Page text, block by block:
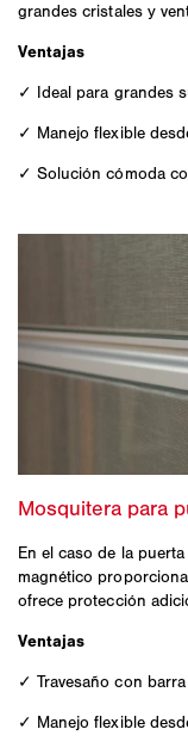
grandes cristales y
Ventajas
✓ Ideal para grandes
✓ Manejo flexible
✓ Solución cómoda
En el caso de la
magnético
ofrece protección
Ventajas
✓ Travesaño con
✓ Manejo flexible